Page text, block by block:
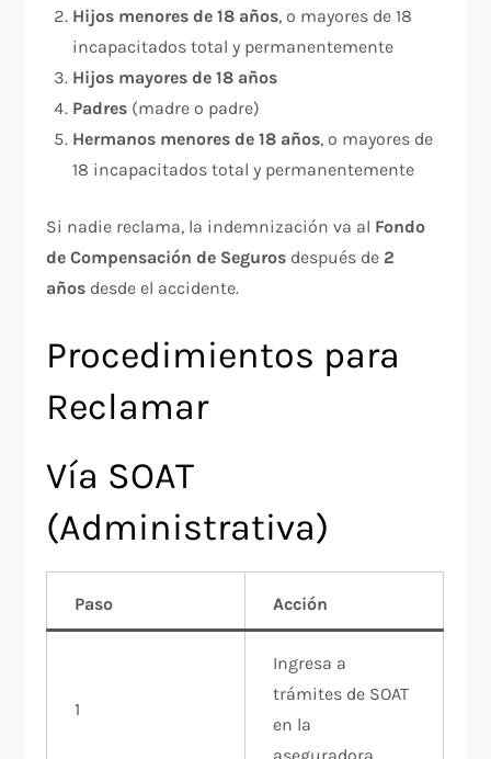
Hijos menores de 18 años, o mayores de 18
incapacitados total y permanentemente
Hijos mayores de 18 años
Padres (madre o padre)
Hermanos menores de 18 años, o mayores de
18 incapacitados total y permanentemente
Si nadie reclama, la indemnización va al Fondo
de Compensación de Seguros después de 2
años desde el accidente.
Procedimientos para
Reclamar
Vía SOAT
(Administrativa)
Paso Acción
1
Ingresa a
trámites de SOAT
en la